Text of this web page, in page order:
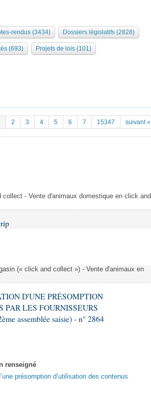
rendus (3434) Dossiers législatifs (2828)
(693) Projets de lois (101)
2 3 4 5 6 7 15347 suivant »
- Vente d'animaux domestique en click and
(« click and collect ») - Vente d'animaux en
D'UNE PRÉSOMPTION
LES FOURNISSEURS
assemblée saisie) - n° 2864
renseigné
présomption d’utilisation des contenus